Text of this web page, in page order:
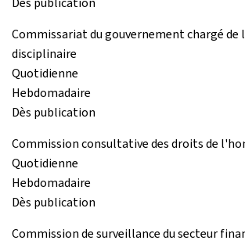
Commissariat du gouvernement chargé
disciplinaire
Quotidienne
Hebdomadaire
Dès publication
Commission consultative des droits de
Quotidienne
Hebdomadaire
Dès publication
Commission de surveillance du secteur